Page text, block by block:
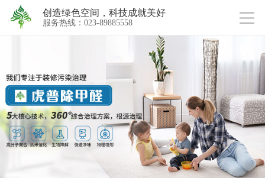
创造绿色空间，科技成就美好
服务热线：023-89885558